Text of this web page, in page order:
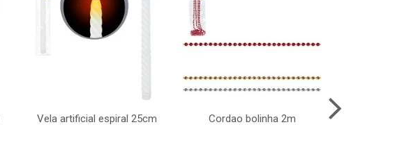
Vela artificial espiral 25cm Cordao bolinha 2m